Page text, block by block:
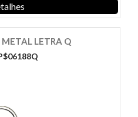
METAL LETRA Q